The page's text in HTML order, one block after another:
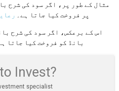
مثال کے طور پر، اگر سود کی شرح
پھر بانڈ a پر فروخت کیا جاتا ہے۔
اس کے برعکس، اگر سود کی شرح
بانڈ کو فروخت کیا جاتا
Invest?
specialist